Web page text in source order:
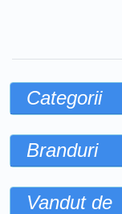
Categorii
Branduri
Vandut de